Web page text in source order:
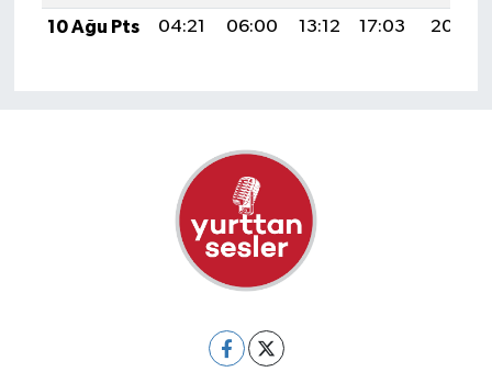
10 Ağu Pts
04:21 06:00 13:12 17:03 20:15